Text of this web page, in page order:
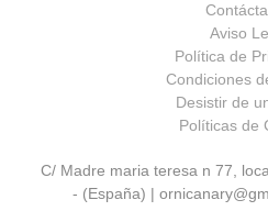
Aviso
Política de
Condiciones
Desistir de
Políticas de
C/ Madre maria teresa n 77,
- (España) |